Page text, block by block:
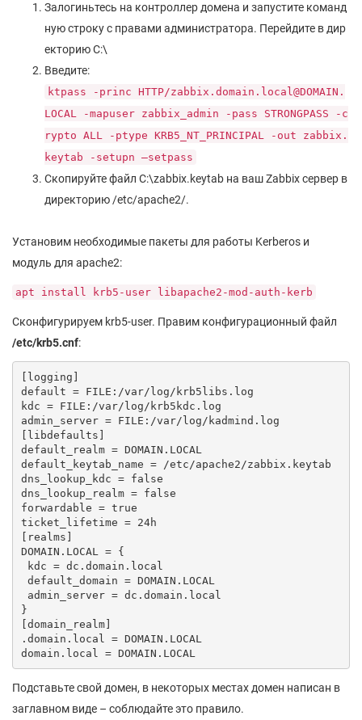
Залогиньтесь на контроллер домена и запустите команд
ную строку с правами администратора. Перейдите в дир
екторию C:\
Введите:
ktpass -princ HTTP/zabbix.domain.local@DOMAIN.
LOCAL -mapuser zabbix_admin -pass STRONGPASS -c
rypto ALL -ptype KRB5_NT_PRINCIPAL -out zabbix.
keytab -setupn –setpass
Скопируйте файл C:\zabbix.keytab на ваш Zabbix сервер в
директорию /etc/apache2/.
Установим необходимые пакеты для работы Kerberos и
модуль для apache2:
apt install krb5-user libapache2-mod-auth-kerb
Сконфигурируем krb5-user. Правим конфигурационный файл
/etc/krb5.cnf:
[logging]
default = FILE:/var/log/krb5libs.log
kdc = FILE:/var/log/krb5kdc.log
admin_server = FILE:/var/log/kadmind.log
[libdefaults]
default_realm = DOMAIN.LOCAL
default_keytab_name = /etc/apache2/zabbix.keytab
dns_lookup_kdc = false
dns_lookup_realm = false
forwardable = true
ticket_lifetime = 24h
[realms]
DOMAIN.LOCAL = {
kdc = dc.domain.local
default_domain = DOMAIN.LOCAL
admin_server = dc.domain.local
}
[domain_realm]
.domain.local = DOMAIN.LOCAL
Подставьте свой домен, в некоторых местах домен написан в
заглавном виде – соблюдайте это правило.